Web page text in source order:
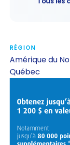
RÉGION
Amérique du
Québec